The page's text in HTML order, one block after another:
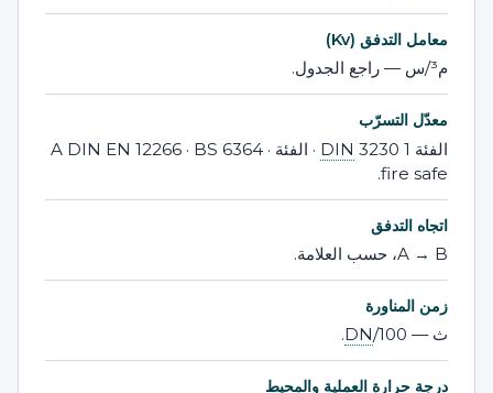
معامل التدفق (Kv)
م³/س — راجع الجدول.
معدّل التسرّب
الفئة 1 DIN
3230 · الفئة A DIN EN 12266 · BS 6364 ·
fire safe.
اتجاه التدفق
A → B، حسب العلامة.
زمن المناورة
ث — DN/100.
درجة حرارة العملية والمحيط